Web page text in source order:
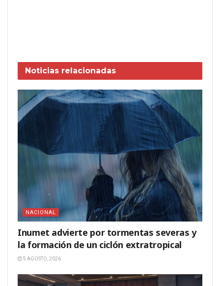
Noticias relacionadas
NACIONAL
Inumet advierte por tormentas severas y
la formación de un ciclón extratropical
5 AGOSTO, 2026